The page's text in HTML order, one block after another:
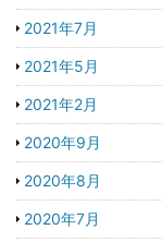
2021年7月
2021年5月
2021年2月
2020年9月
2020年8月
2020年7月